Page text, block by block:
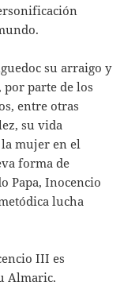
su arraigo y
parte de los
entre otras
su vida
mujer en el
forma de
Papa, Inocencio
lucha
III es
Almaric,